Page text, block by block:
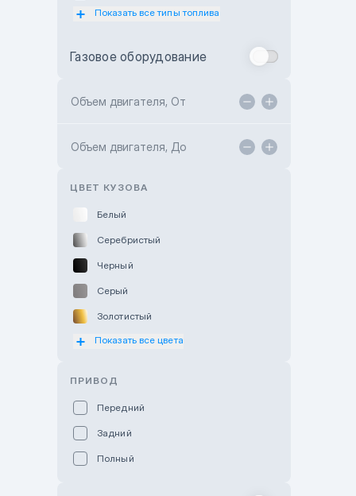
Subaru Motor Almaty
Toyota Kokshetau
Hyundai ShymCity
Показать все типы топлива
Газовое оборудование
Объем двигателя, От
Объем двигателя, До
ЦВЕТ КУЗОВА
Белый
Серебристый
Черный
Серый
Золотистый
Оранжевый
Показать все цвета
ПРИВОД
Передний
Задний
Полный